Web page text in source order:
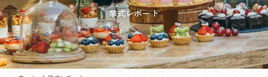
挙式レポート